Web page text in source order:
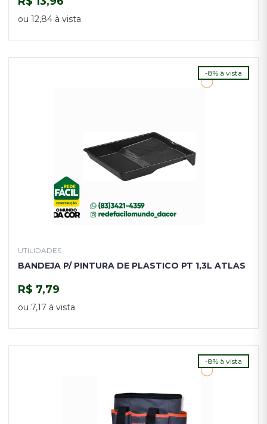
ou 12,84 à vista
-8% à vista
UTILIDADES
BANDEJA P/ PINTURA DE PLASTICO PT 1,3L ATLAS
R$ 7,79
ou 7,17 à vista
-8% à vista